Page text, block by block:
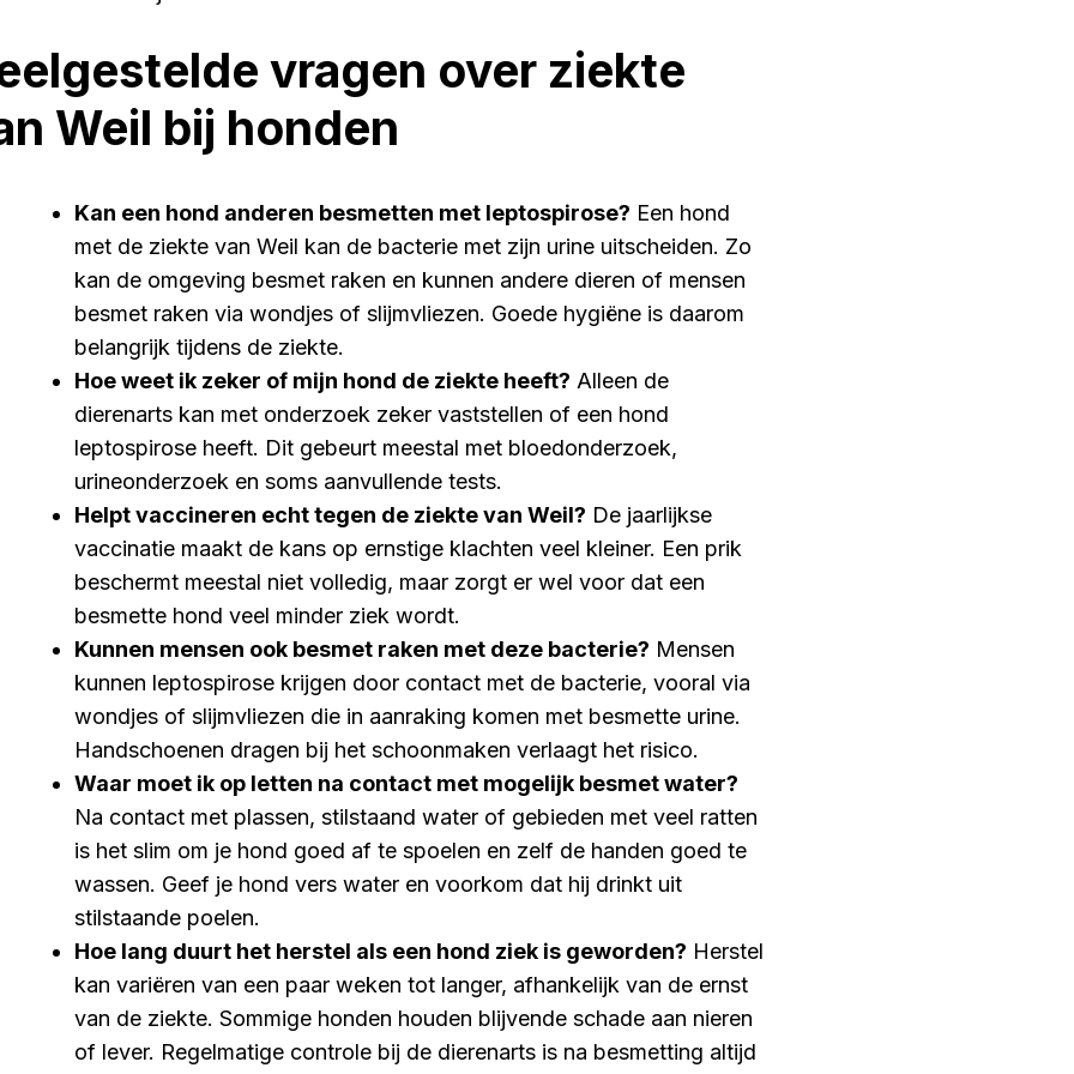
vragen over ziekte
Weil bij honden
Kan een hond anderen besmetten met leptospirose? Een hond
met de ziekte van Weil kan de bacterie met zijn urine uitscheiden. Zo
kan de omgeving besmet raken en kunnen andere dieren of mensen
besmet raken via wondjes of slijmvliezen. Goede hygiëne is daarom
belangrijk tijdens de ziekte.
Hoe weet ik zeker of mijn hond de ziekte heeft? Alleen de
dierenarts kan met onderzoek zeker vaststellen of een hond
leptospirose heeft. Dit gebeurt meestal met bloedonderzoek,
urineonderzoek en soms aanvullende tests.
Helpt vaccineren echt tegen de ziekte van Weil? De jaarlijkse
vaccinatie maakt de kans op ernstige klachten veel kleiner. Een prik
beschermt meestal niet volledig, maar zorgt er wel voor dat een
besmette hond veel minder ziek wordt.
Kunnen mensen ook besmet raken met deze bacterie? Mensen
kunnen leptospirose krijgen door contact met de bacterie, vooral via
wondjes of slijmvliezen die in aanraking komen met besmette urine.
Handschoenen dragen bij het schoonmaken verlaagt het risico.
Waar moet ik op letten na contact met mogelijk besmet water?
Na contact met plassen, stilstaand water of gebieden met veel ratten
is het slim om je hond goed af te spoelen en zelf de handen goed te
wassen. Geef je hond vers water en voorkom dat hij drinkt uit
stilstaande poelen.
Hoe lang duurt het herstel als een hond ziek is geworden? Herstel
kan variëren van een paar weken tot langer, afhankelijk van de ernst
van de ziekte. Sommige honden houden blijvende schade aan nieren
of lever. Regelmatige controle bij de dierenarts is na besmetting altijd